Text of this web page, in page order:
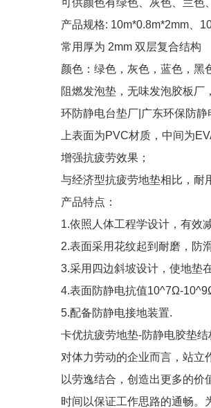
可供颜色有绿色、灰色、兰色
产品规格: 10m*0.8m*2mm、
常用厚为 2mm 双层复合结构
颜色：绿色，灰色，蓝色，黑
阻燃发泡垫，无味发泡胶板厂
环防静电台垫厂|广东环保防静
上表面为PVC材质，中间为
增强抗疲劳效果；
与经济型抗疲劳地垫相比，耐
产品特点：
1.依照人体工程学设计，有效
2.表面采用花纹起到耐磨，防
3.采用四边斜坡设计，使地垫
4.表面防静电抗值10^7Ω-
5.配备防静电接地装置.
卡优抗疲劳地垫-防静电胶垫
对体力劳动的企业而言，站立
以劳逸结合，创造出更多的
时间以保证工作思路的通畅。